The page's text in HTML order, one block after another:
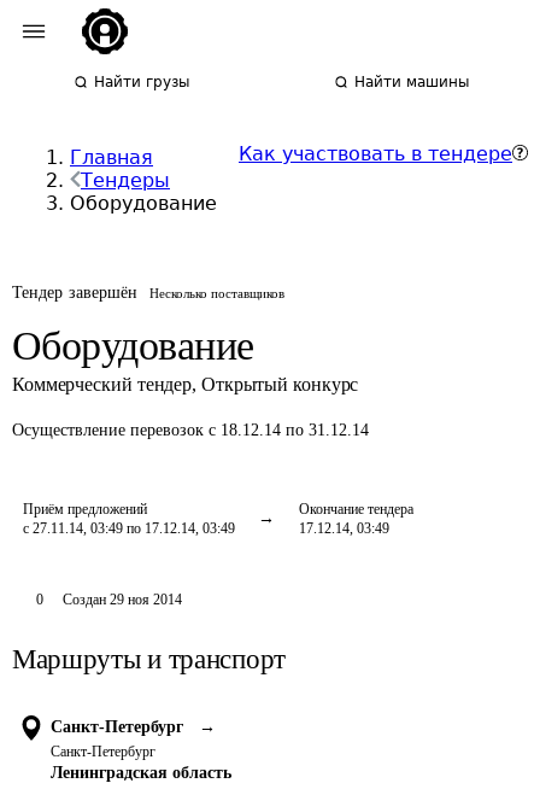
Найти грузы Найти машины
Главная
Тендеры
Оборудование
Как участвовать в тендере
Тендер завершён Несколько поставщиков
Оборудование
Коммерческий тендер, Открытый конкурс
Осуществление перевозок с 18.12.14 по 31.12.14
Приём предложений
с 27.11.14, 03:49 по 17.12.14, 03:49
Окончание тендера
17.12.14, 03:49
0 Создан 29 ноя 2014
Маршруты и транспорт
Санкт-Петербург →
Санкт-Петербург
Ленинградская область